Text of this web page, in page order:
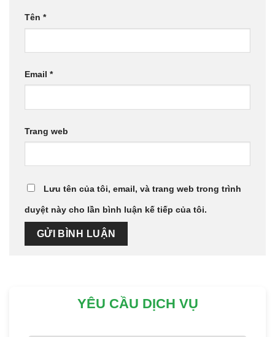
Tên *
Email *
Trang web
Lưu tên của tôi, email, và trang web trong trình
duyệt này cho lần bình luận kế tiếp của tôi.
YÊU CẦU DỊCH VỤ